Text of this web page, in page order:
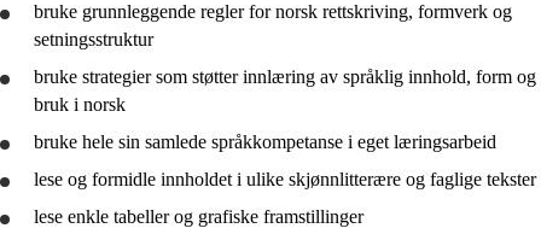
Nivå 3
bruke grunnleggende regler for norsk rettskriving, formverk og
setningsstruktur
bruke strategier som støtter innlæring av språklig innhold, form og
bruk i norsk
bruke hele sin samlede språkkompetanse i eget læringsarbeid
lese og formidle innholdet i ulike skjønnlitterære og faglige tekster
lese enkle tabeller og grafiske framstillinger